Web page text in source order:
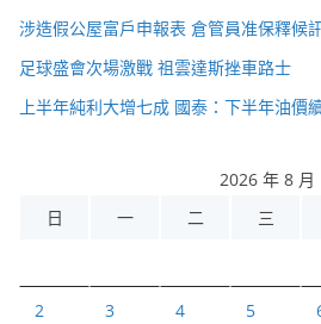
涉造假公屋富戶申報表 倉管員准保釋候
足球盛會次場激戰 祖雲達斯挫車路士
上半年純利大增七成 國泰：下半年油價
2026 年 8 月
日
一 二 三
2 3 4 5